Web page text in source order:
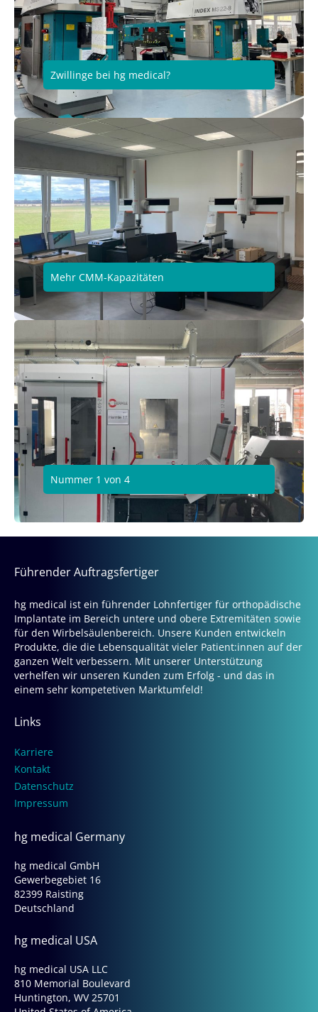
Zwillinge bei hg medical?
Mehr CMM-Kapazitäten
Nummer 1 von 4
Führender Auftragsfertiger
hg medical ist ein führender Lohnfertiger für orthopädische
Implantate im Bereich untere und obere Extremitäten sowie
für den Wirbelsäulenbereich. Unsere Kunden entwickeln
Produkte, die die Lebensqualität vieler Patient:innen auf der
ganzen Welt verbessern. Mit unserer Unterstützung
verhelfen wir unseren Kunden zum Erfolg - und das in
einem sehr kompetetiven Marktumfeld!
Links
Karriere
Kontakt
Datenschutz
Impressum
hg medical Germany
hg medical GmbH
Gewerbegebiet 16
82399 Raisting
Deutschland
hg medical USA
hg medical USA LLC
810 Memorial Boulevard
Huntington, WV 25701